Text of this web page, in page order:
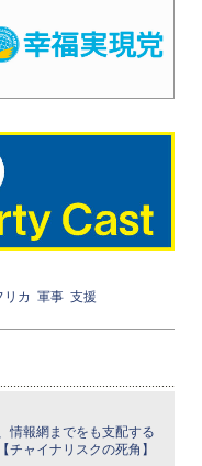
リカ 軍事 支援
情報網までをも支配する
チャイナリスクの死角】